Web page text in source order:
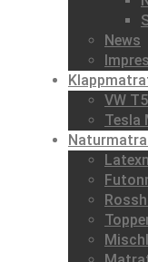
News
VW
Tesla